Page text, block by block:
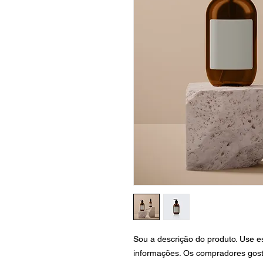
Sou a descrição do produto. Use
informações. Os compradores